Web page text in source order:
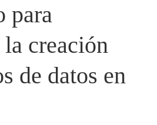
para
creación
de datos en